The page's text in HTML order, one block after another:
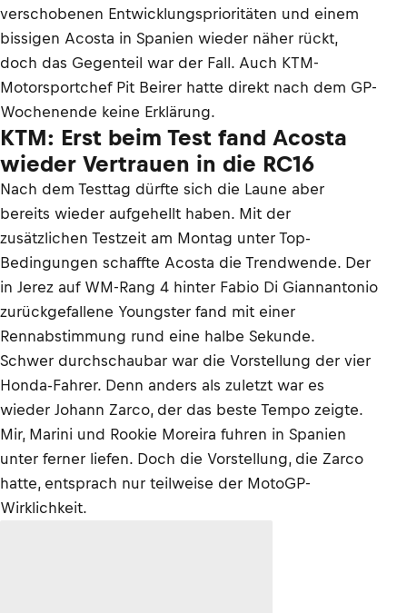
verschobenen Entwicklungsprioritäten und einem
bissigen Acosta in Spanien wieder näher rückt,
doch das Gegenteil war der Fall. Auch KTM-
Motorsportchef Pit Beirer hatte direkt nach dem GP-
Wochenende keine Erklärung.
KTM: Erst beim Test fand Acosta
wieder Vertrauen in die RC16
Nach dem Testtag dürfte sich die Laune aber
bereits wieder aufgehellt haben. Mit der
zusätzlichen Testzeit am Montag unter Top-
Bedingungen schaffte Acosta die Trendwende. Der
in Jerez auf WM-Rang 4 hinter Fabio Di Giannantonio
zurückgefallene Youngster fand mit einer
Rennabstimmung rund eine halbe Sekunde.
Schwer durchschaubar war die Vorstellung der vier
Honda-Fahrer. Denn anders als zuletzt war es
wieder Johann Zarco, der das beste Tempo zeigte.
Mir, Marini und Rookie Moreira fuhren in Spanien
unter ferner liefen. Doch die Vorstellung, die Zarco
hatte, entsprach nur teilweise der MotoGP-
Wirklichkeit.